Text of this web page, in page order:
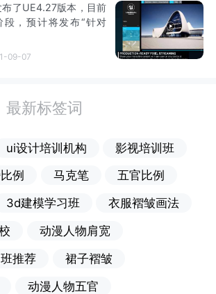
了UE4.27版本，目前
段，预计将发布“针对
09-07
最新标签词
ui设计培训机构
影视培训班
例
马克笔
五官比例
3d建模学习班
衣服褶皱画法
动漫人物肩宽
推荐
裙子褶皱
动漫人物五官